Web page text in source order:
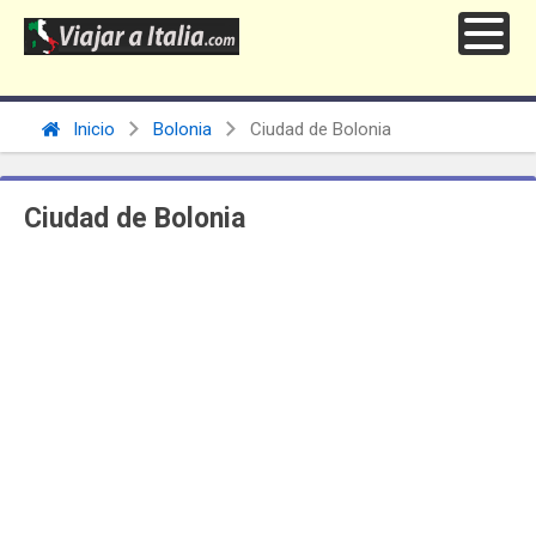
Inicio Bolonia Ciudad de Bolonia
Ciudad de Bolonia